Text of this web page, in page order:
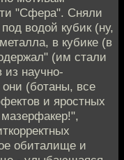
"Сфера". Сняли
водой кубик (ну,
в кубике (в
(им стали
из научно-
(ботаны, все
и яростных
обиталище и